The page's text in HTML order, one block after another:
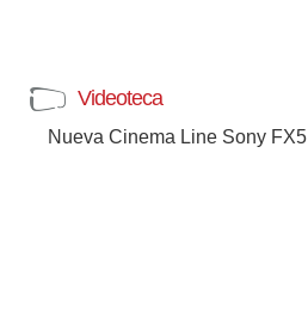
Videoteca
Nueva Cinema Line Sony FX5